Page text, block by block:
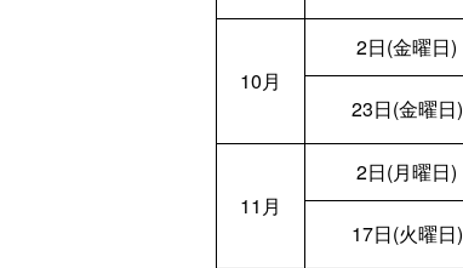
10月
2日(金曜日)
23日(金曜日)
11月
2日(月曜日)
17日(火曜日)